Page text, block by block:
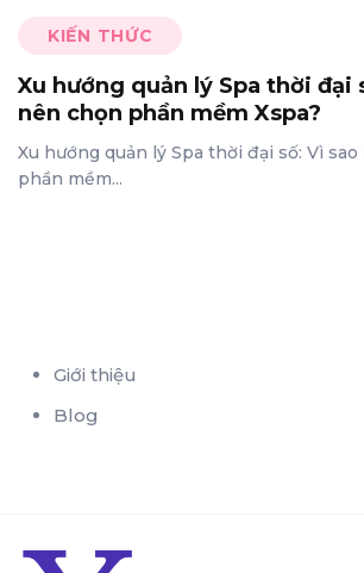
KIẾN THỨC
Xu hướng quản lý Spa thời đại
nên chọn phần mềm Xspa?
Xu hướng quản lý Spa thời đại số: Vì
phần mềm...
Giới thiệu
Blog